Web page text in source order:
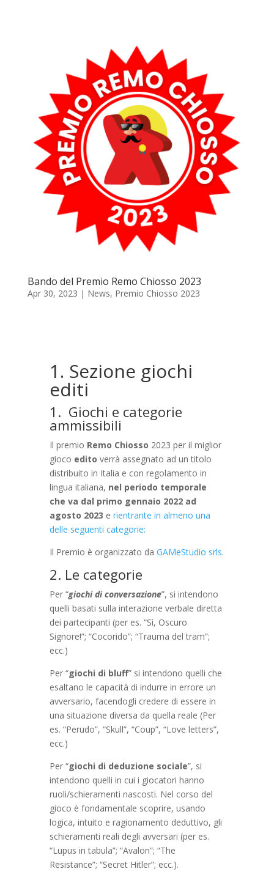
Bando del Premio Remo Chiosso 2023
Apr 30, 2023 | News, Premio Chiosso 2023
1. Sezione giochi
editi
1. Giochi e categorie
ammissibili
Il premio Remo Chiosso 2023 per il miglior
gioco edito verrà assegnato ad un titolo
distribuito in Italia e con regolamento in
lingua italiana, nel periodo temporale
che va dal primo gennaio 2022 ad
agosto 2023 e rientrante in almeno una
delle seguenti categorie:
Il Premio è organizzato da GAMeStudio srls.
2. Le categorie
Per “giochi di conversazione”, si intendono
quelli basati sulla interazione verbale diretta
dei partecipanti (per es. “Sì, Oscuro
Signore!”; “Cocorido”; “Trauma del tram”;
ecc.)
Per “giochi di bluff” si intendono quelli che
esaltano le capacità di indurre in errore un
avversario, facendogli credere di essere in
una situazione diversa da quella reale (Per
es. “Perudo”, “Skull”, “Coup”, “Love letters”,
ecc.)
Per “giochi di deduzione sociale”, si
intendono quelli in cui i giocatori hanno
ruoli/schieramenti nascosti. Nel corso del
gioco è fondamentale scoprire, usando
logica, intuito e ragionamento deduttivo, gli
schieramenti reali degli avversari (per es.
“Lupus in tabula”; “Avalon”; “The
Resistance”; “Secret Hitler”; ecc.).